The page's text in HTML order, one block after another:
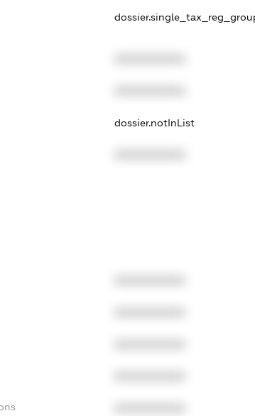
dossier.notInList